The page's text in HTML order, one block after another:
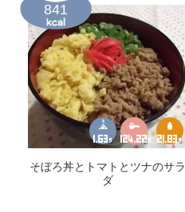
841
そぼろ丼とトマトとツナのサラ
ダ